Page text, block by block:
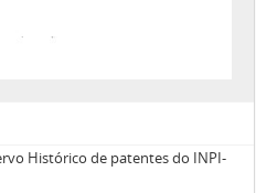
Histórico de patentes do INPI-